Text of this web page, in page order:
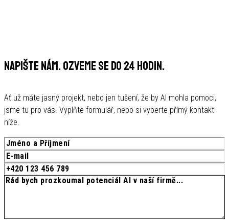
NAPIŠTE NÁM. OZVEME SE DO 24 HODIN.
Ať už máte jasný projekt, nebo jen tušení, že by AI mohla pomoci,
jsme tu pro vás. Vyplňte formulář, nebo si vyberte přímý kontakt
níže.